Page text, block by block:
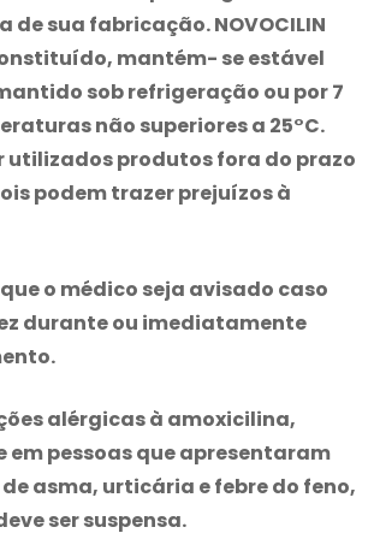
de sua fabricação.NOVOCILIN
mantém- se estável
sob refrigeração ou por 7
não superiores a 25°C.
utilizados produtos fora do prazo
podem trazer prejuízos à
o médico seja avisado caso
durante ou imediatamente
alérgicas à amoxicilina,
em pessoas que apresentaram
asma, urticária e febre do feno,
ser suspensa.